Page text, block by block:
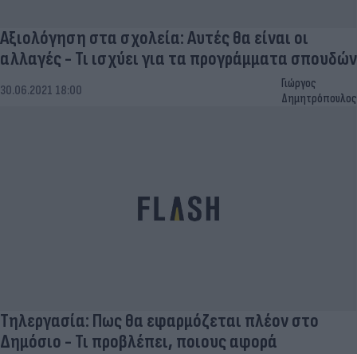
Αξιολόγηση στα σχολεία: Αυτές θα είναι οι
αλλαγές - Τι ισχύει για τα προγράμματα σπουδών
30.06.2021 18:00
Γιώργος
Δημητρόπουλος
Τηλεργασία: Πως θα εφαρμόζεται πλέον στο
Δημόσιο - Τι προβλέπει, ποιους αφορά